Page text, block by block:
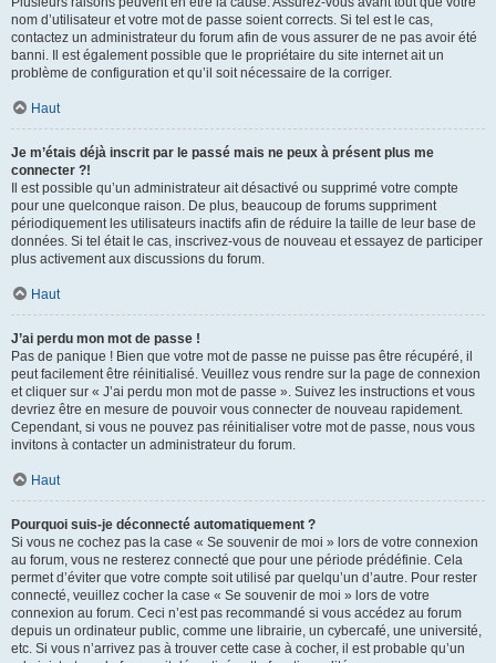
nom d’utilisateur et votre mot de passe soient corrects. Si tel est le cas,
contactez un administrateur du forum afin de vous assurer de ne pas avoir été
banni. Il est également possible que le propriétaire du site internet ait un
problème de configuration et qu’il soit nécessaire de la corriger.
Haut
Je m’étais déjà inscrit par le passé mais ne peux à présent plus me
connecter ?!
Il est possible qu’un administrateur ait désactivé ou supprimé votre compte
pour une quelconque raison. De plus, beaucoup de forums suppriment
périodiquement les utilisateurs inactifs afin de réduire la taille de leur base de
données. Si tel était le cas, inscrivez-vous de nouveau et essayez de participer
plus activement aux discussions du forum.
Haut
J’ai perdu mon mot de passe !
Pas de panique ! Bien que votre mot de passe ne puisse pas être récupéré, il
peut facilement être réinitialisé. Veuillez vous rendre sur la page de connexion
et cliquer sur « J’ai perdu mon mot de passe ». Suivez les instructions et vous
devriez être en mesure de pouvoir vous connecter de nouveau rapidement.
Cependant, si vous ne pouvez pas réinitialiser votre mot de passe, nous vous
invitons à contacter un administrateur du forum.
Haut
Pourquoi suis-je déconnecté automatiquement ?
Si vous ne cochez pas la case « Se souvenir de moi » lors de votre connexion
au forum, vous ne resterez connecté que pour une période prédéfinie. Cela
permet d’éviter que votre compte soit utilisé par quelqu’un d’autre. Pour rester
connecté, veuillez cocher la case « Se souvenir de moi » lors de votre
connexion au forum. Ceci n’est pas recommandé si vous accédez au forum
depuis un ordinateur public, comme une librairie, un cybercafé, une université,
etc. Si vous n’arrivez pas à trouver cette case à cocher, il est probable qu’un